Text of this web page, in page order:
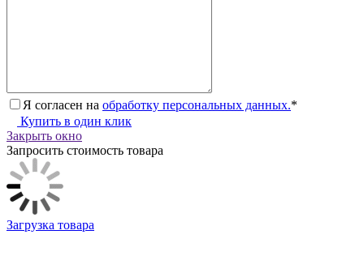
Я согласен на обработку персональных данных.*
Купить в один клик
Закрыть окно
Запросить стоимость товара
Загрузка товара